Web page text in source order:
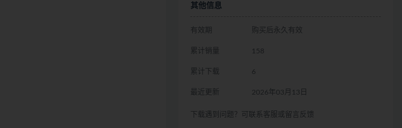
其他信息
有效期 购买后永久有效
累计销量 158
累计下载 6
最近更新 2026年03月13日
下载遇到问题？可联系客服或留言反馈